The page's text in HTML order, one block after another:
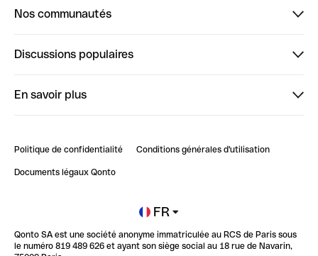
Nos communautés
ClubQonto
Discussions populaires
Impact de l'IA sur les carrières/productivité
En savoir plus
Blog
Newsroom
Glossaire finance
Politique de confidentialité Conditions générales d'utilisation
Documents légaux Qonto
FR
Qonto SA est une société anonyme immatriculée au RCS de Paris sous
le numéro 819 489 626 et ayant son siège social au 18 rue de Navarin,